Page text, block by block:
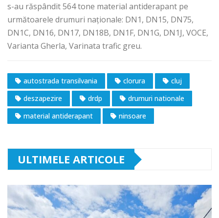
s-au răspândit 564 tone material antiderapant pe
următoarele drumuri naționale: DN1, DN15, DN75,
DN1C, DN16, DN17, DN18B, DN1F, DN1G, DN1J, VOCE,
Varianta Gherla, Varinata trafic greu.
autostrada transilvania clorura
cluj
deszapezire
drdp
drumuri nationale
material antiderapant
ninsoare
ULTIMELE ARTICOLE